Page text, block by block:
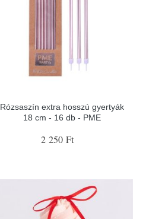
Rózsaszín extra hosszú gyertyák
18 cm - 16 db - PME
2 250 Ft